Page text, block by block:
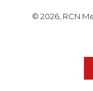
© 2026, RCN